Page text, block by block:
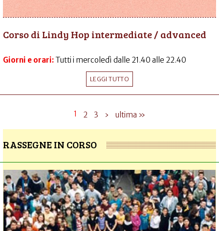
Corso di Lindy Hop intermediate / advanced
Giorni e orari: Tutti i mercoledì dalle 21.40 alle 22.40
LEGGI TUTTO
1 2 3 › ultima »
RASSEGNE IN CORSO